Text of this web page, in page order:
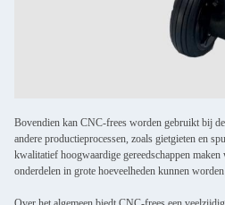
Bovendien kan CNC-frees worden gebruikt bij
andere productieprocessen, zoals gietgieten en
kwalitatief hoogwaardige gereedschappen
onderdelen in grote hoeveelheden kunnen